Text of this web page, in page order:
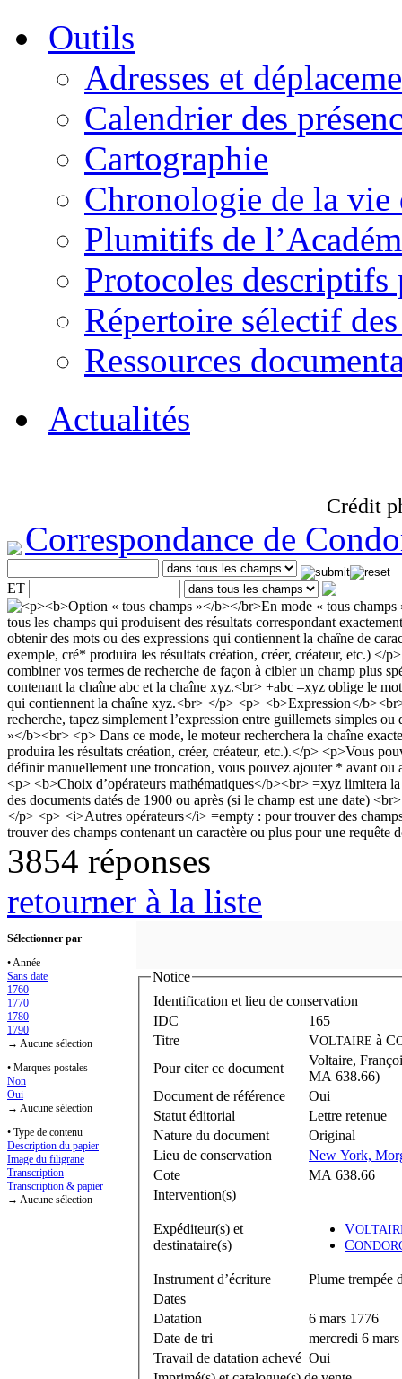
Outils
Adresses et
Calendrier des
Cartographie
Chronologie de la vie
Plumitifs de
Protocoles descriptifs
Répertoire sélectif
Ressources
Actualités
Crédit
Correspondance de
ET
3854 réponses
retourner à la liste
Sélectionner par
• Année
Sans date
1760
1770
1780
1790
→ Aucune sélection
• Marques postales
Non
Oui
→ Aucune sélection
• Type de contenu
Description du papier
Image du filigrane
Transcription
Transcription & papier
→ Aucune sélection
Notice
Identification et lieu de conservation
IDC
165
Titre
VOLTAIRE à C
Pour citer ce document
Voltaire,
MA 638.66)
Document de référence
Oui
Statut éditorial
Lettre retenue
Nature du document
Original
Lieu de conservation
New York,
Cote
MA 638.66
Intervention(s)
Expéditeur(s) et
destinataire(s)
V
C
Instrument d’écriture
Plume trempée
Dates
Datation
6 mars 1776
Date de tri
mercredi 6
Travail de datation achevé Oui